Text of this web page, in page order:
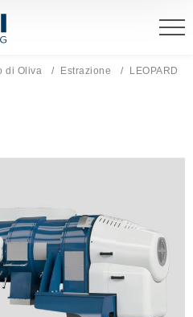
di Oliva Estrazione Pagina
LEOPARD